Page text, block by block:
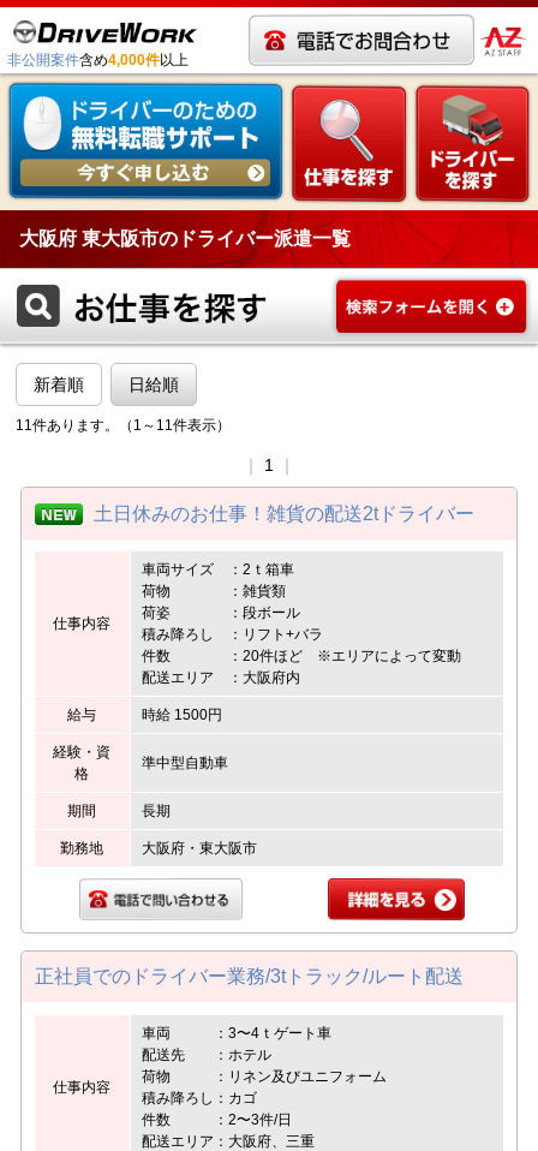
非公開案件含め4,000件以上
大阪府 東大阪市のドライバー派遣一覧
新着順 日給順
11件あります。（1～11件表示）
1
土日休みのお仕事！雑貨の配送2tドライバー
仕事内容
車両サイズ ：2ｔ箱車
荷物 ：雑貨類
荷姿 ：段ボール
積み降ろし ：リフト+バラ
件数 ：20件ほど ※エリアによって変動
配送エリア ：大阪府内
給与 時給 1500円
経験・資
格
準中型自動車
期間 長期
勤務地 大阪府・東大阪市
正社員でのドライバー業務/3tトラック/ルート配送
仕事内容
車両 ：3〜4ｔゲート車
配送先 ：ホテル
荷物 ：リネン及びユニフォーム
積み降ろし：カゴ
件数 ：2〜3件/日
配送エリア：大阪府、三重